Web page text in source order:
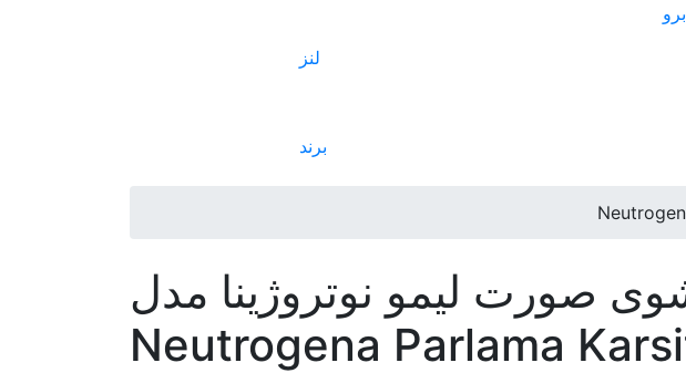
لنز
برند
صورت لیمو نوتروژینا مدل
Neutrogena Parlama